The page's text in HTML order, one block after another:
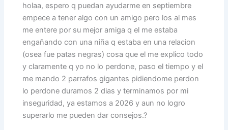
holaa, espero q puedan ayudarme en septiembre
empece a tener algo con un amigo pero los al mes
me entere por su mejor amiga q el me estaba
engañando con una niña q estaba en una relacion
(osea fue patas negras) cosa que el me explico todo
y claramente q yo no lo perdone, paso el tiempo y el
me mando 2 parrafos gigantes pidiendome perdon
lo perdone duramos 2 dias y terminamos por mi
inseguridad, ya estamos a 2026 y aun no logro
superarlo me pueden dar consejos.?